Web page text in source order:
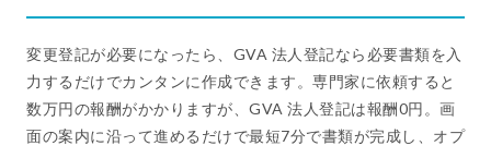
変更登記が必要になったら、GVA 法人登記なら必要書類を入
力するだけでカンタンに作成できます。専門家に依頼すると
数万円の報酬がかかりますが、GVA 法人登記は報酬0円。画
面の案内に沿って進めるだけで最短7分で書類が完成し、オプ